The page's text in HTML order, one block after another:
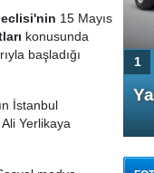
15 Mayıs
konusunda
başladığı
İstanbul
Yerlikaya
Coupe
çıktı
1